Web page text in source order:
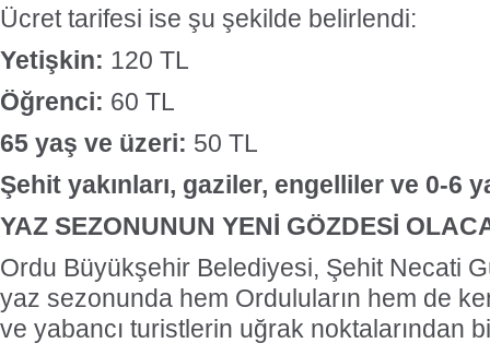
Ücret tarifesi ise şu şekilde belirlendi:
Yetişkin: 120 TL
Öğrenci: 60 TL
65 yaş ve üzeri: 50 TL
Şehit yakınları, gaziler, engelliler ve 0-6
YAZ SEZONUNUN YENİ GÖZDESİ
Ordu Büyükşehir Belediyesi, Şehit Necati
yaz sezonunda hem Orduluların hem de
ve yabancı turistlerin uğrak noktalarından